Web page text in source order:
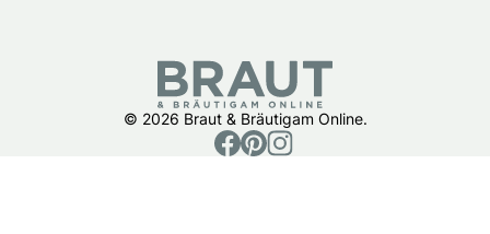
© 2026 Braut & Bräutigam Online.